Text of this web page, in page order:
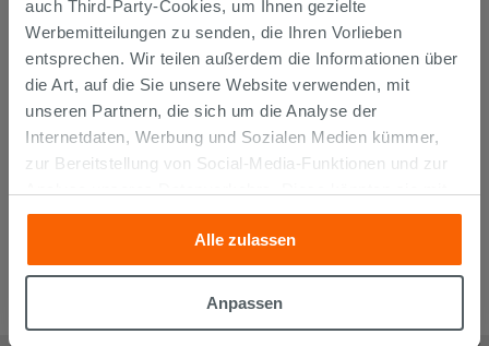
auch Third-Party-Cookies, um Ihnen gezielte
Werbemitteilungen zu senden, die Ihren Vorlieben
entsprechen. Wir teilen außerdem die Informationen über
die Art, auf die Sie unsere Website verwenden, mit
unseren Partnern, die sich um die Analyse der
Internetdaten, Werbung und Sozialen Medien kümmer,
zur Bereitstellung von Social-Media-Funktionen und zur
anderen Informationen, die Sie ihnen geliefert haben oder
die sie aufgrund Ihrer Verwendung ihrer Dienste
gesammelt haben, kombinieren. Falls Sie mehr wissen
möchten oder Ihre Zustimmung zu allen oder einigen
Alle zulassen
Anpassen